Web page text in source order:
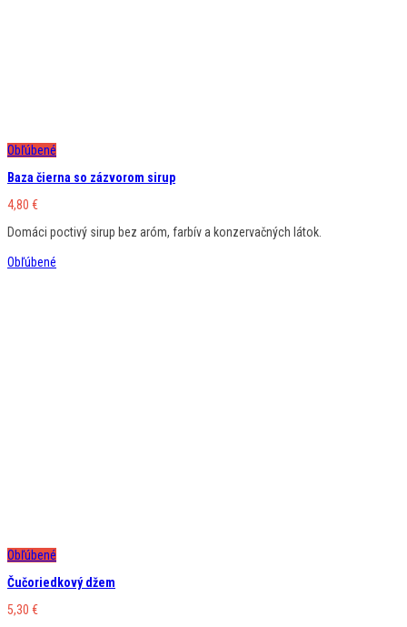
Obľúbené
Baza čierna so zázvorom sirup
4,80 €
Domáci poctivý sirup bez aróm, farbív a konzervačných látok.
Obľúbené
Obľúbené
Čučoriedkový džem
5,30 €